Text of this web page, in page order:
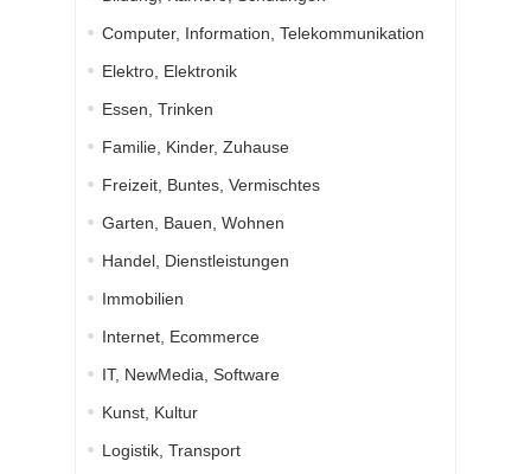
Computer, Information, Telekommunikation
Elektro, Elektronik
Essen, Trinken
Familie, Kinder, Zuhause
Freizeit, Buntes, Vermischtes
Garten, Bauen, Wohnen
Handel, Dienstleistungen
Immobilien
Internet, Ecommerce
IT, NewMedia, Software
Kunst, Kultur
Logistik, Transport